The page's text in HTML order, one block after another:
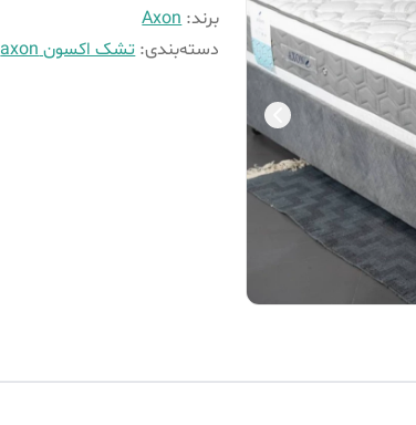
برند: Axon
دسته‌بندی:تشک اکسون axon